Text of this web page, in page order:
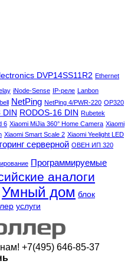
DVP14SS11R2 Ethernet
iNode-Sense IP-реле Lanbon
NetPing NetPing 4/PWR-220 OP320
DIN RODOS-16 DIN Rubetek
6 Xiaomi MiJia 360° Home Camera Xiaomi
Xiaomi Smart Scale 2 Xiaomi Yeelight LED
серверной ОВЕН ИП 320
Программируемые
аналоги
Умный дом блок
услуги
+7(495) 646-85-37